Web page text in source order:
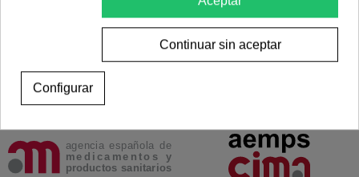
Continuar sin aceptar
Configurar